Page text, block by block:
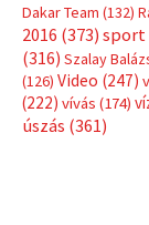
Dakar Team (132)
2016 (373) sport
(316) Szalay
(126) Video (247)
(222) vívás (174)
úszás (361)